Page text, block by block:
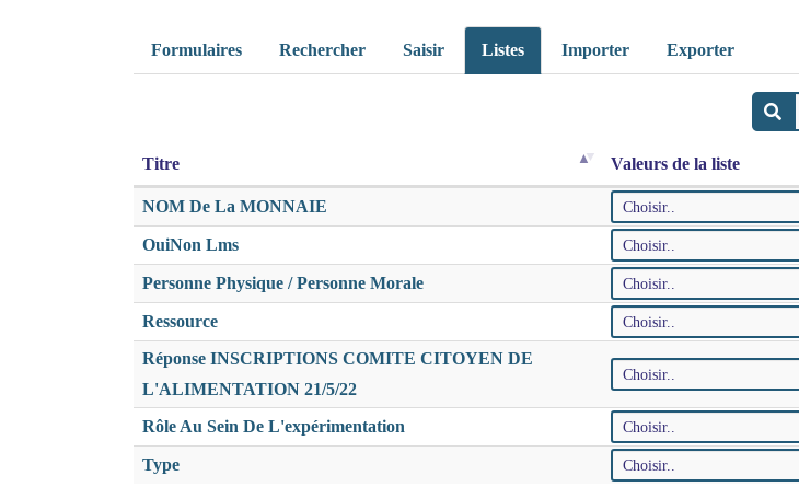
Formulaires Rechercher Saisir Listes Importer Exporter
Titre Valeurs de la liste
NOM De La MONNAIE
OuiNon Lms
Personne Physique / Personne Morale
Ressource
Réponse INSCRIPTIONS COMITE CITOYEN DE
L'ALIMENTATION 21/5/22
Rôle Au Sein De L'expérimentation
Type